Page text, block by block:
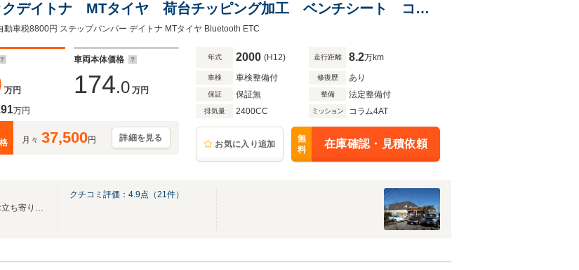
クデイトナ MTタイヤ 荷台チッピング加工 ベンチシート コラ
ト 純正フロアマット KA24 ツインカム タイミングチェーン
カバー Bluetooth ETC
動車税8800円 ステップバンパー デイトナ MTタイヤ Bluetooth ETC
万円
車両本体価格
174.0 万円
万円
月々 37,500円 詳細を見る
年式 2000 (H12) 走行距離 8.2万km
車検 車検整備付 修復歴 あり
保証 保証無 整備 法定整備付
排気量 2400CC ミッション コラム4AT
お気に入り追加
無
料
在庫確認・見積依頼
ハワイの雰囲気で、どなたでも気兼ねなくお立ち寄り頂けるお店を目指しております。
クチコミ評価： 4.9点（21件）